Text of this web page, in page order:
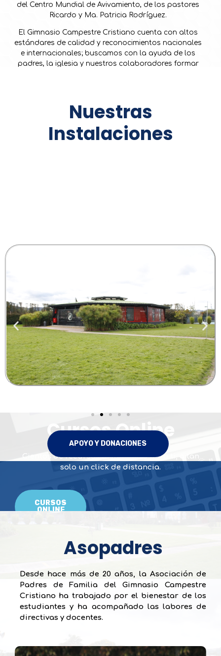
del Centro Mundial de Avivamiento, de los pastores
Ricardo y Ma. Patricia Rodríguez.
El Gimnasio Campestre Cristiano cuenta con altos
estándares de calidad y reconocimientos nacionales
e internacionales; buscamos con la ayuda de los
padres, la iglesia y nuestros colaboradores formar
Nuestras
Instalaciones
Cursos Online
Cientos de recursos disponibles para ti, a tan
solo un click de distancia.
CURSOS
ONLINE
Asopadres
Desde hace más de 20 años, la Asociación de
Padres de Familia del Gimnasio Campestre
Cristiano ha trabajado por el bienestar de los
estudiantes y ha acompañado las labores de
directivas y docentes.
APOYO Y DONACIONES